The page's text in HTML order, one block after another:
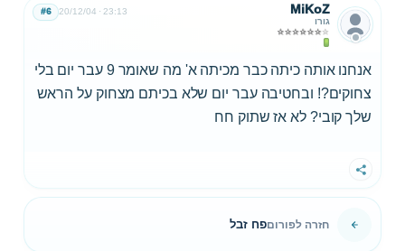
MiKoZ
גורו
20/12/04 23:13
#6
אנחנו אותה כיתה כבר מכיתה א' מה שאומר 9 עבר יום בלי
צחוקים?! ובחטיבה עבר יום שלא בכיתם מצחוק על הראש
שלך קובי? לא אז שתוק חח
שתף
חזרה לפורוםפח זבל